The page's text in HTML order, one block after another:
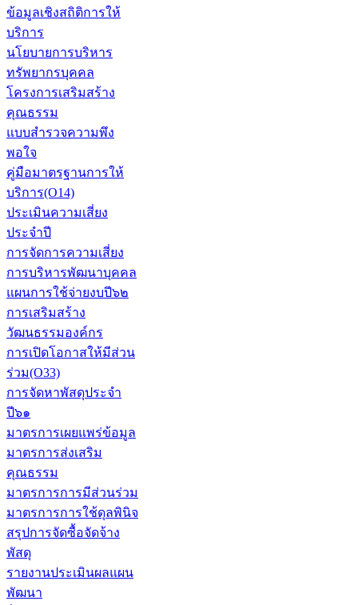
ข้อมูลเชิงสถิติการให้
บริการ
นโยบายการบริหาร
ทรัพยากรบุคคล
โครงการเสริมสร้าง
คุณธรรม
แบบสำรวจความพึง
พอใจ
คู่มือมาตรฐานการให้
บริการ(O14)
ประเมินความเสี่ยง
ประจำปี
การจัดการความเสี่ยง
การบริหารพัฒนาบุคคล
แผนการใช้จ่ายงบปี๖๒
การเสริมสร้าง
วัฒนธรรมองค์กร
การเปิดโอกาสให้มีส่วน
ร่วม(O33)
การจัดหาพัสดุประจำ
ปี๖๑
มาตรการเผยแพร่ข้อมูล
มาตรการส่งเสริม
คุณธรรม
มาตรการการมีส่วนร่วม
มาตรการการใช้ดุลพินิจ
สรุปการจัดซื้อจัดจ้าง
พัสดุ
รายงานประเมินผลแผน
พัฒนา